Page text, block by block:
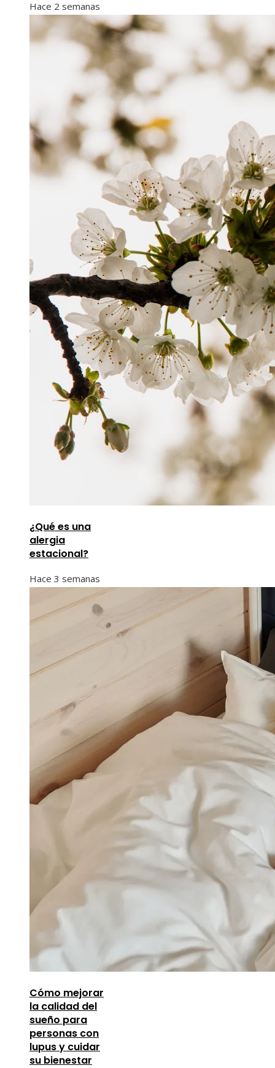
Hace 2 semanas
¿Qué es una
alergia
estacional?
Hace 3 semanas
Cómo mejorar
la calidad del
sueño para
personas con
lupus y cuidar
su bienestar